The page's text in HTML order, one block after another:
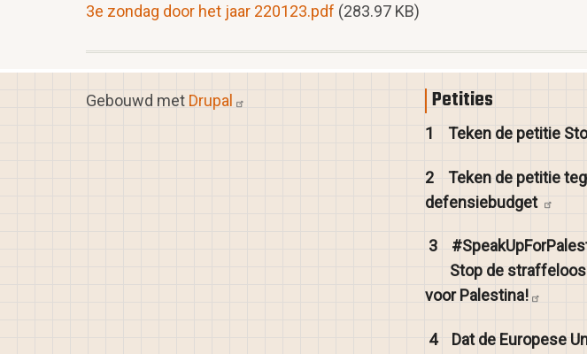
3e zondag door het jaar 220123.pdf (283.97 KB)
Gebouwd met Drupal Petities
1Teken de petitie
2Teken de petitie
defensiebudget
3
Stop de
voorPalestina!
4 Dat de Europese